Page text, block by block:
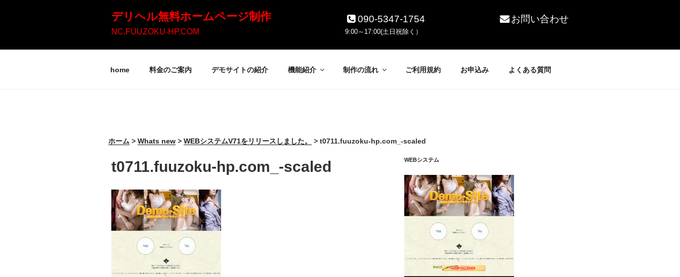
デリヘル無料ホームページ制作
NC.FUUZOKU-HP.COM
090-5347-1754
9:00～17:00(土日祝除く）
お問い合わせ
home 料金のご案内 デモサイトの紹介 機能紹介 制作の流れ ご利用規約 お申込み よくある質問
ホーム > Whats new > WEBシステムV71をリリースしました。 > t0711.fuuzoku-hp.com_-scaled
t0711.fuuzoku-hp.com_-scaled WEBシステム